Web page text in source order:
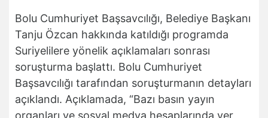
Bolu Cumhuriyet Başsavcılığı, Belediye Başkanı
Tanju Özcan hakkında katıldığı programda
Suriyelilere yönelik açıklamaları sonrası
soruşturma başlattı. Bolu Cumhuriyet
Başsavcılığı tarafından soruşturmanın detayları
açıklandı. Açıklamada, “Bazı basın yayın
organları ve sosyal medya hesaplarında yer